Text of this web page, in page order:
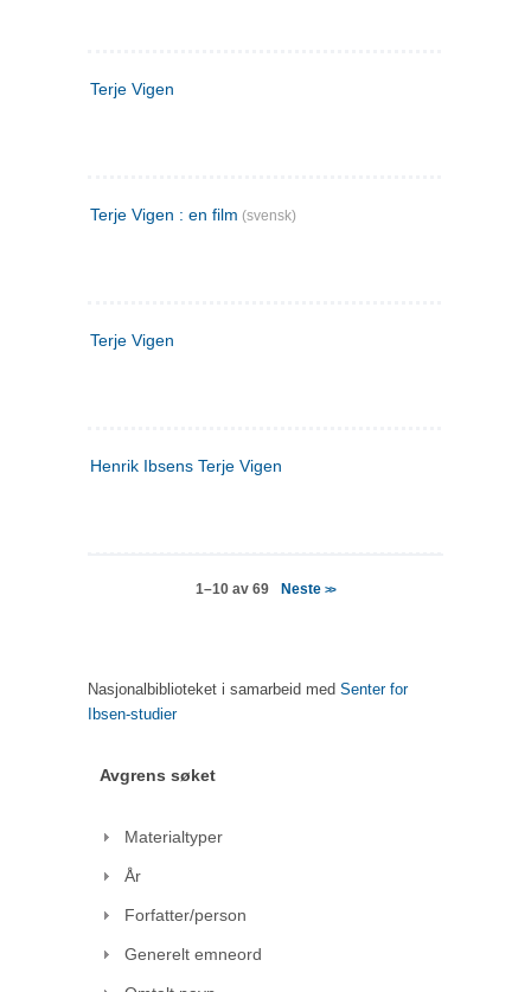
Terje Vigen
Terje Vigen : en film (svensk)
Terje Vigen
Henrik Ibsens Terje Vigen
1–10 av 69 Neste>>
Nasjonalbiblioteket i samarbeid med Senter for
Ibsen-studier
Avgrens søket
Materialtyper
År
Forfatter/person
Generelt emneord